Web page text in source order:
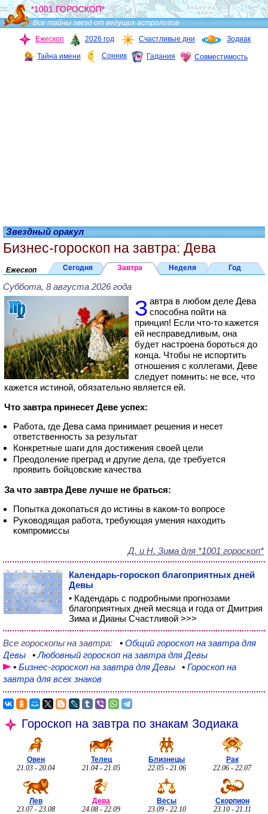
*1001 ГОРОСКОП*
Все тайны звезд от ведущих астрологов
Ежескоп
2026 год Счастливые дни Зодиак
Тайна имени Сонник Гадания Совместимость
Звездный оракул
Бизнес-гороскоп на завтра: Дева
Суббота, 8 августа 2026 года
Завтра в любом деле Дева способна пойти на
принцип! Если что-то кажется
ей несправедливым, она
будет настроена бороться до
конца. Чтобы не испортить
отношения с коллегами, Деве
следует помнить: не все, что
кажется истиной, обязательно является ей.
Что завтра принесет Деве успех:
Работа, где Дева сама принимает решения и несет
ответственность за результат
Конкретные шаги для достижения своей цели
Преодоление преград и другие дела, где требуется
проявить бойцовские качества
За что завтра Деве лучше не браться:
Попытка докопаться до истины в каком-то вопросе
Руководящая работа, требующая умения находить
компромиссы
Д. и Н. Зима для *1001 гороскоп*
Календарь-гороскоп благоприятных дней
Девы
• Кадендарь с подробными прогнозами
благоприятных дней месяца и года от Дмитрия
Зима и Дианы Счастливой >>>
Все гороскопы на завтра: • Общий гороскоп на завтра для
Девы
•Любовный гороскоп на завтра для Девы
• Бизнес-гороскоп на завтра для Девы • Гороскоп на
завтра для всех знаков
Ежескоп Сегодня Завтра Неделя Год
Гороскоп на завтра по знакам Зодиака
Овен
21.03 - 20.04
Телец
21.04 - 21.05
Близнецы
22.05 - 21.06
Рак
22.06 - 22.07
Лев
23.07 - 23.08
Дева
24.08 - 22.09
Весы
23.09 - 22.10
Скорпион
23.10 - 21.11